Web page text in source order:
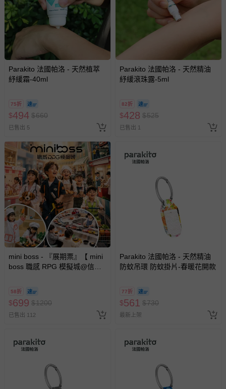
Parakito 法國帕洛 - 天然植萃
紓緩霜-40ml
75折
$494 $660
已售出 5
Parakito 法國帕洛 - 天然精油
紓緩滾珠露-5ml
82折
$428 $525
已售出 1
mini boss - 『展期票』【 mini
boss 職感 RPG 模擬城@信義
期作廢) (兒童票(2歲以上)贈一
名陪伴成人)
58折
$699 $1200
已售出 112
Parakito 法國帕洛 - 天然精油
防蚊吊環 防蚊掛片-春暖花開款
77折
$561 $730
最新上架